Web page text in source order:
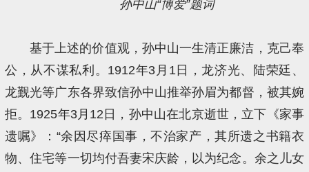
孙中山“博爱”题词
基于上述的价值观，孙中山一生清正廉洁，克己奉
公，从不谋私利。1912年3月1日，龙济光、陆荣廷、
龙觐光等广东各界致信孙中山推举孙眉为都督，被其婉
拒。1925年3月12日，孙中山在北京逝世，立下《家事
遗嘱》：“余因尽瘁国事，不治家产，其所遗之书籍衣
物、住宅等一切均付吾妻宋庆龄，以为纪念。余之儿女